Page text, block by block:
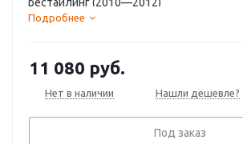
Подробнее
11 080 руб.
Нет в наличии Нашли дешевле?
Под заказ